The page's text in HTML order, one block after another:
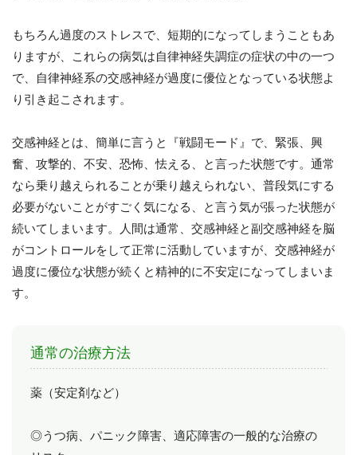
もちろん過度のストレスで、短期的になってしまうこともあ
りますが、これらの病気は自律神経失調症の症状の中の一つ
で、自律神経系の交感神経が過度に優位となっている状態よ
り引き起こされます。
交感神経とは、簡単に言うと『戦闘モード』で、緊張、興
奮、攻撃的、不安、恐怖、怯える、と言った状態です。通常
なら乗り越えられることが乗り越えられない、普段気にする
必要がないことがすごく気になる、と言う気が張った状態が
続いてしまいます。人間は通常、交感神経と副交感神経を脳
がコントロールをして正常に活動していますが、交感神経が
過度に優位な状態が続くと精神的に不安定になってしまいま
す。
通常の治療方法
薬（安定剤など）
◎うつ病、パニック障害、適応障害の一般的な治療の